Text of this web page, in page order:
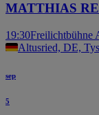
MATTHIAS
19:30Freilichtbühne
Altusried, DE,
sep
5